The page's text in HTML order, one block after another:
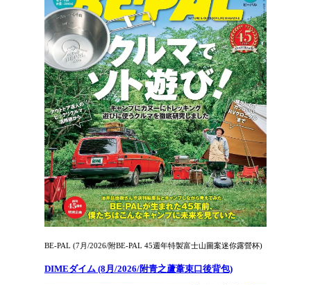
BE-PAL (7月/2026/附BE-PAL 45週年特製富士山圖案迷你露營杯)
DIMEダイム (8月/2026/附青之蘆葦束口後背包)